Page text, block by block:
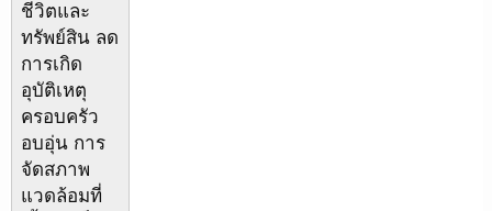
ชีวิตและ
ทรัพย์สิน ลด
การเกิด
อุบัติเหตุ
ครอบครัว
อบอุ่น การ
จัดสภาพ
แวดล้อมที่